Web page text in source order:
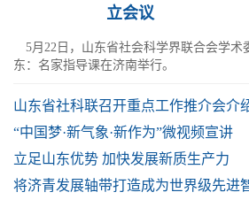
立会议
5月22日，山东省社会科学界联合会学术
东：名家指导课在济南举行。
山东省社科联召开重点工作推介会介
“中国梦·新气象·新作为”微视频宣讲
立足山东优势 加快发展新质生产力
将济青发展轴带打造成为世界级先进